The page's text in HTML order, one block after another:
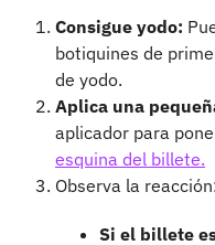
Consigue yodo:
botiquines de
de yodo.
Aplica una
aplicador para
esquina del billete.
Observa la
Si el billete